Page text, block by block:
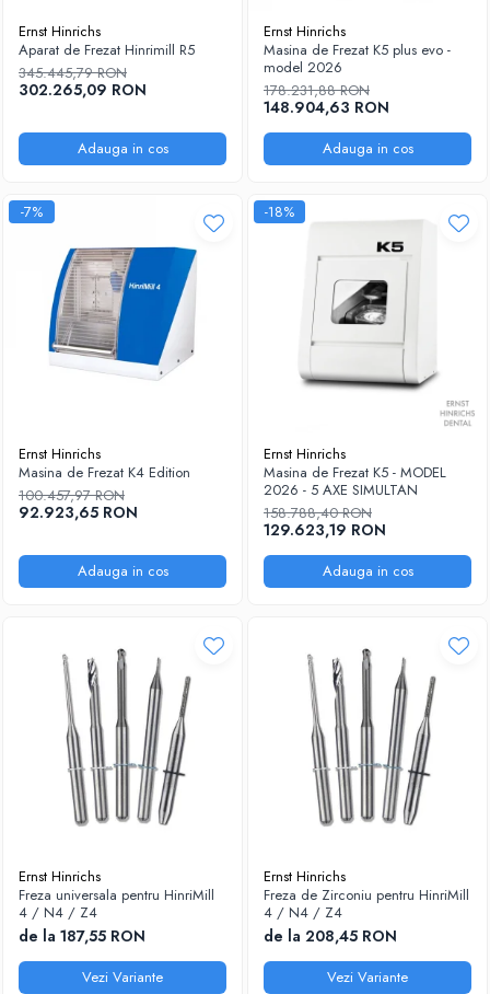
Ernst Hinrichs
Aparat de Frezat Hinrimill R5
345.445,79 RON
302.265,09 RON
Adauga in cos
Ernst Hinrichs
Masina de Frezat K5 plus evo -
model 2026
178.231,88 RON
148.904,63 RON
Adauga in cos
-7%
Ernst Hinrichs
Masina de Frezat K4 Edition
100.457,97 RON
92.923,65 RON
Adauga in cos
-18%
Ernst Hinrichs
Masina de Frezat K5 - MODEL
2026 - 5 AXE SIMULTAN
158.788,40 RON
129.623,19 RON
Adauga in cos
Ernst Hinrichs
Freza universala pentru HinriMill
4 / N4 / Z4
de la 187,55 RON
Vezi Variante
Ernst Hinrichs
Freza de Zirconiu pentru HinriMill
4 / N4 / Z4
de la 208,45 RON
Vezi Variante